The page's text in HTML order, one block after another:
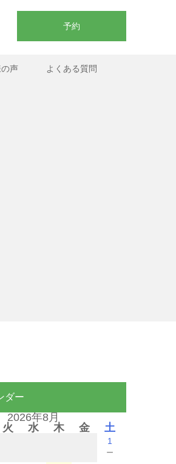
予約
声 よくある質問
ダー
2026年8月
火 水 木 金 土
1
－